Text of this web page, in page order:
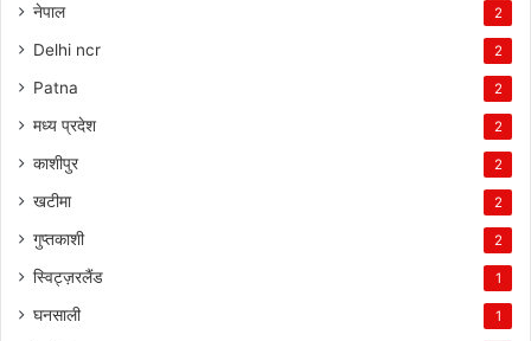
नेपाल 2
Delhi ncr 2
Patna 2
मध्य प्रदेश 2
काशीपुर 2
खटीमा 2
गुप्तकाशी 2
स्विट्ज़रलैंड 1
घनसाली 1